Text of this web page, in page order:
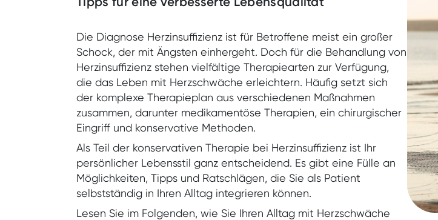
DiGA
Die Diagnose Herzinsuffizienz ist für Betroffene meist ein großer
Schock, der mit Ängsten einhergeht. Doch für die Behandlung von
Herzinsuffizienz stehen vielfältige Therapiearten zur Verfügung,
die das Leben mit Herzschwäche erleichtern. Häufig setzt sich
der komplexe Therapieplan aus verschiedenen Maßnahmen
zusammen, darunter medikamentöse Therapien, ein chirurgischer
Eingriff und konservative Methoden.
Als Teil der konservativen Therapie bei Herzinsuffizienz ist Ihr
persönlicher Lebensstil ganz entscheidend. Es gibt eine Fülle an
Möglichkeiten, Tipps und Ratschlägen, die Sie als Patient
selbstständig in Ihren Alltag integrieren können.
Lesen Sie im Folgenden, wie Sie Ihren Alltag mit Herzschwäche